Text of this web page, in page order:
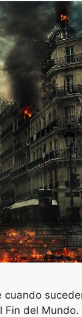
cuando
Fin del Mundo.